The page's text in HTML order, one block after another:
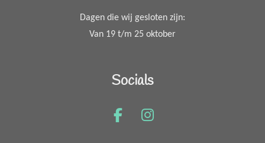
Dagen die wij gesloten zijn:
Van 19 t/m 25 oktober
Socials
F
I